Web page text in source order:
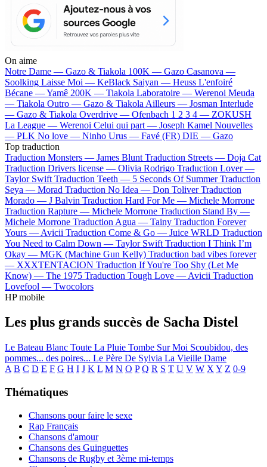
On aime
Notre Dame — Gazo & Tiakola 100K — Gazo Casanova —
Soolking Laisse Moi — KeBlack Saiyan — Heuss L'enfoiré
Bécane —Yamê 200K — Tiakola Laboratoire — Werenoi Meuda
— Tiakola Outro — Gazo & Tiakola Ailleurs — Josman Interlude
— Gazo & Tiakola Overdrive — Ofenbach 1 2 3 4 — ZOKUSH
La League — Werenoi Celui qui part — Joseph Kamel Nouvelles
— PLK No love — Ninho Urus — Favé (FR) DIE — Gazo
Top traduction
Traduction Monsters — James Blunt Traduction Streets — Doja Cat
Traduction Drivers license — Olivia Rodrigo Traduction Lover —
Taylor Swift Traduction Teeth — 5 Seconds Of Summer Traduction
Seya — Morad Traduction No Idea — Don Toliver Traduction
Morado — J Balvin Traduction Hard For Me — Michele Morrone
Traduction Rapture — Michele Morrone Traduction Stand By —
Michele Morrone Traduction Agua — Tainy Traduction Forever
Yours — Avicii Traduction Come & Go — Juice WRLD Traduction
You Need to Calm Down — Taylor Swift Traduction I Think I’m
Okay — MGK (Machine Gun Kelly) Traduction bad vibes forever
— XXXTENTACION Traduction If You're Too Shy (Let Me
Know) — The 1975 Traduction Tough Love — Avicii Traduction
Lovefool — Twocolors
HP mobile
Les plus grands succès de Sacha Distel
Le Bateau Blanc Toute La Pluie Tombe Sur Moi Scoubidou, des
pommes... des poires... Le Père De Sylvia La Vieille Dame
A B C D E F G H I J K L M N O P Q R S T U V W X Y Z 0-9
Thématiques
Chansons pour faire le sexe
Rap Français
Chansons d'amour
Chansons des Guinguettes
Chansons de Rugby et 3ème mi-temps